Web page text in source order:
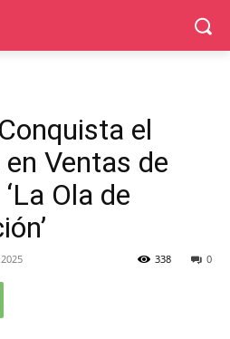
el
Ventas de
Ola de
0
338